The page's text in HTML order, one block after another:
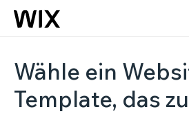
Wähle ein
Template, das